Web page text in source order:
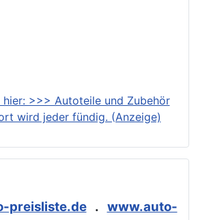
hier: >>> Autoteile und Zubehör
wird jeder fündig. (Anzeige)
preisliste.de. www.auto-